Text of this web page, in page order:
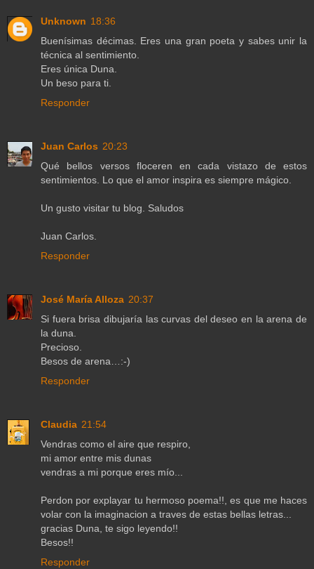
Unknown 18:36
Buenísimas décimas. Eres una gran poeta y sabes unir la
técnica al sentimiento.
Eres única Duna.
Un beso para ti.
Responder
Juan Carlos 20:23
Qué bellos versos floceren en cada vistazo de estos
sentimientos. Lo que el amor inspira es siempre mágico.
Un gusto visitar tu blog. Saludos
Juan Carlos.
Responder
José María Alloza 20:37
Si fuera brisa dibujaría las curvas del deseo en la arena de
la duna.
Precioso.
Besos de arena…:-)
Responder
Claudia 21:54
Vendras como el aire que respiro,
mi amor entre mis dunas
vendras a mi porque eres mío...
Perdon por explayar tu hermoso poema!!, es que me haces
volar con la imaginacion a traves de estas bellas letras...
gracias Duna, te sigo leyendo!!
Besos!!
Responder